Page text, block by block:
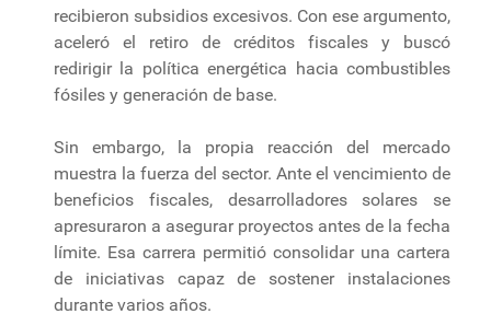
recibieron subsidios excesivos. Con ese argumento,
aceleró el retiro de créditos fiscales y buscó
redirigir la política energética hacia combustibles
fósiles y generación de base.
Sin embargo, la propia reacción del mercado
muestra la fuerza del sector. Ante el vencimiento de
beneficios fiscales, desarrolladores solares se
apresuraron a asegurar proyectos antes de la fecha
límite. Esa carrera permitió consolidar una cartera
de iniciativas capaz de sostener instalaciones
durante varios años.